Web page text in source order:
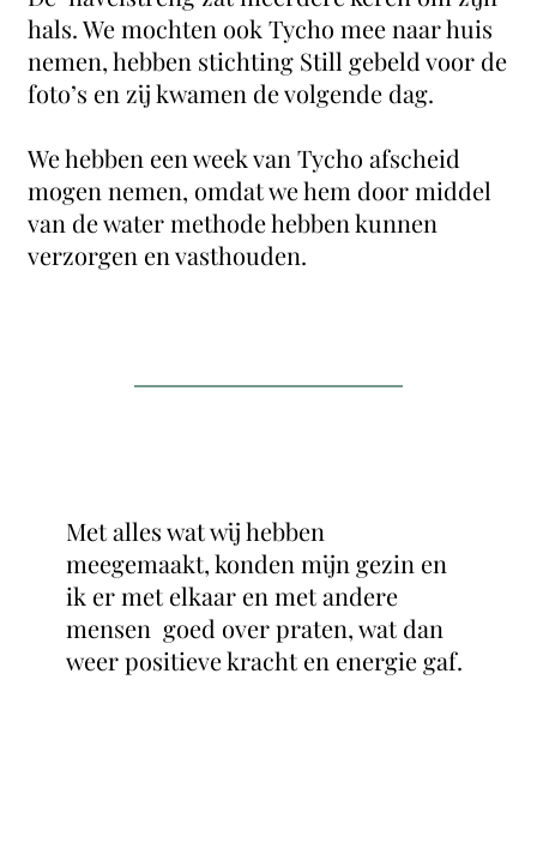
hals. We mochten ook Tycho mee naar huis
nemen, hebben stichting Still gebeld voor de
foto’s en zij kwamen de volgende dag.
We hebben een week van Tycho afscheid
mogen nemen, omdat we hem door middel
van de water methode hebben kunnen
verzorgen en vasthouden.
Met alles wat wij hebben
meegemaakt, konden mijn gezin en
ik er met elkaar en met andere
mensen goed over praten, wat dan
weer positieve kracht en energie gaf.